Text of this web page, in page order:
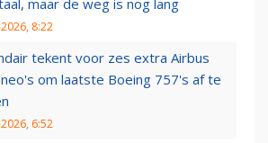
maar de weg is nog lang
8:22
tekent voor zes extra Airbus
om laatste Boeing 757's af te
6:52